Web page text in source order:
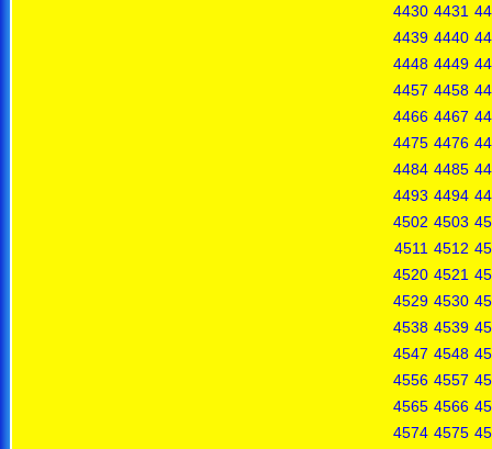
4430 4431
4439 4440
4448 4449
4457 4458
4466 4467
4475 4476
4484 4485
4493 4494
4502 4503
4511 4512
4520 4521
4529 4530
4538 4539
4547 4548
4556 4557
4565 4566
4574 4575